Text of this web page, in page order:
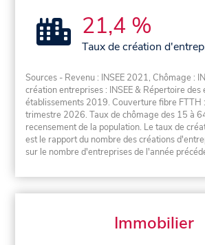
21,4 %
Taux de création
Sources - Revenu : INSEE 2021, Chômage :
création entreprises : INSEE & Répertoire
établissements 2019. Couverture fibre FTTH
trimestre 2026. Taux de chômage des 15 à
recensement de la population. Le taux de
est le rapport du nombre des créations
sur le nombre d'entreprises de l'année
Immobilier